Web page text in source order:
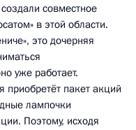
совместное
в этой области.
это дочерняя
уже работает.
пакет акций
лампочки
Поэтому, исходя